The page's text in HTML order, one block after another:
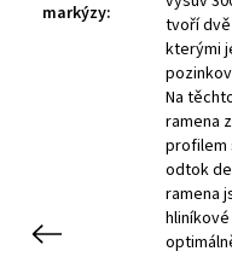
markýzy:
tvoří
kterými
Na
ramena
profilem
odtok
ramena
Previous